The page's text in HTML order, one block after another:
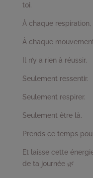
toi.
À chaque
À chaque
Il n’y a rien à réussir.
Seulement ressentir.
Seulement respirer.
Seulement être là.
Prends ce temps
Et laisse cette
de ta journée 🌿